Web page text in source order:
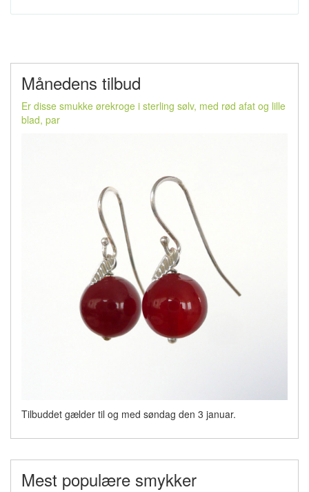
Månedens tilbud
Er disse smukke ørekroge i sterling sølv, med rød afat og lille
blad, par
Tilbuddet gælder til og med søndag den 3 januar.
Mest populære smykker